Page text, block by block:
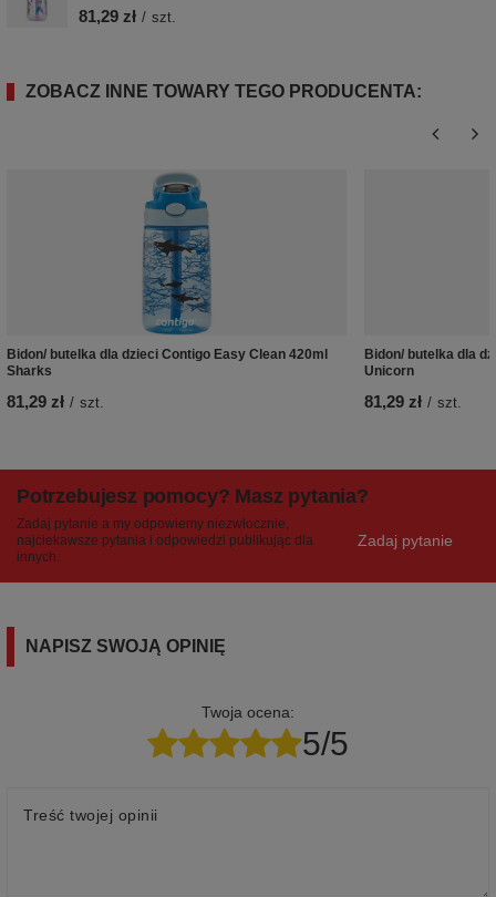
81,29 zł / szt.
ZOBACZ INNE TOWARY TEGO PRODUCENTA:
Bidon/ butelka dla dzieci Contigo Easy Clean 420ml
Sharks
81,29 zł / szt.
Bidon/ butelka dla
Unicorn
81,29 zł / szt.
Potrzebujesz pomocy? Masz pytania?
Zadaj pytanie a my odpowiemy niezwłocznie,
najciekawsze pytania i odpowiedzi publikując dla
innych.
Zadaj pytanie
NAPISZ SWOJĄ OPINIĘ
Twoja ocena:
5/5
Treść twojej opinii